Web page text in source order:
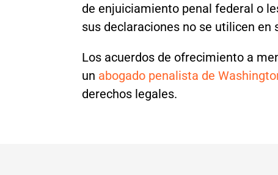
de enjuiciamiento penal federal o
sus declaraciones no se utilicen
Los acuerdos de ofrecimiento a
un abogado penalista de
derechos legales.